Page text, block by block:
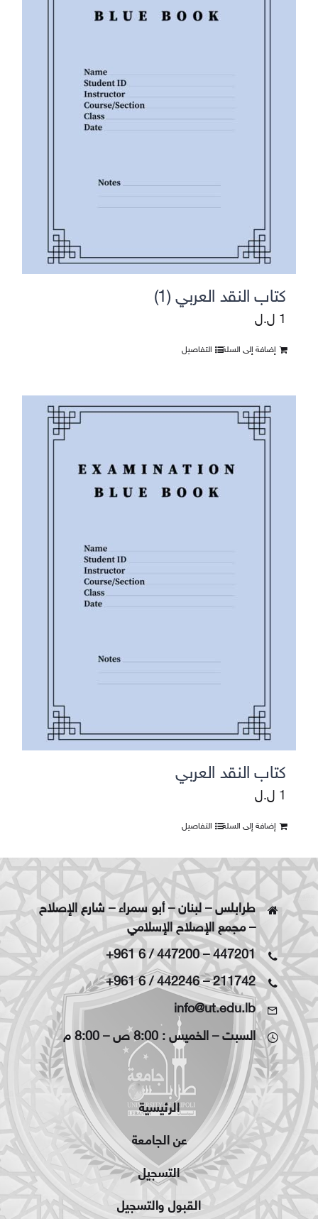
كتاب النقد العربي (1)
1 ل.ل
إضافة إلى السلة التفاصيل
كتاب النقد العربي
1 ل.ل
إضافة إلى السلة التفاصيل
طرابلس – لبنان – أبو سمراء – شارع الإصلاح
– مجمع الإصلاح الإسلامي
+961 6 / 447200–447201
+961 6 / 442246–211742
info@ut.edu.lb
السبت – الخميس : 8:00 ص – 8:00 م
الرئيسية
عن الجامعة
التسجيل
القبول والتسجيل